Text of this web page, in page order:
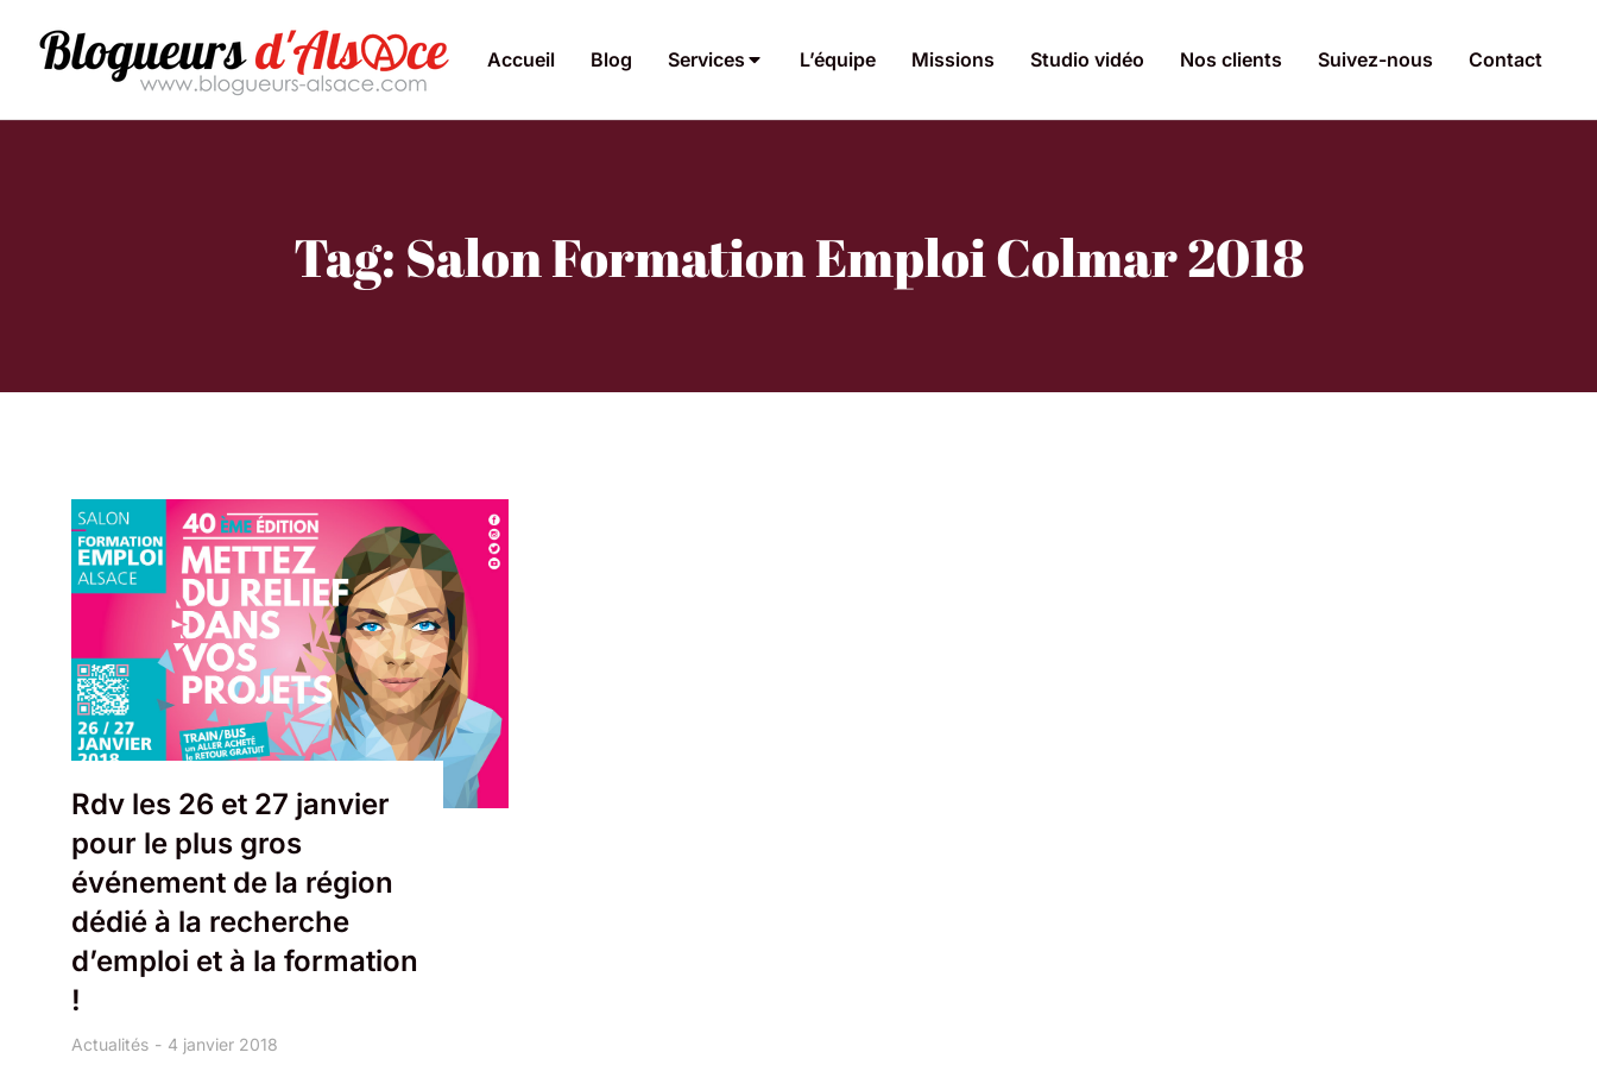
Accueil Blog Services L’équipe Missions Studio vidéo Nos clients Suivez-nous Contact
Tag: Salon Formation Emploi Colmar 2018
Rdv les 26 et 27 janvier
pour le plus gros
événement de la région
dédié à la recherche
d’emploi et à la formation
!
Actualités 4 janvier 2018